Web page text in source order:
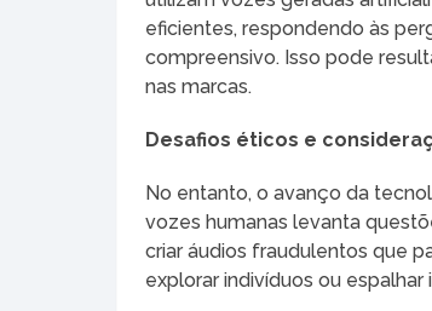
eficientes, respondendo às
compreensivo. Isso pode
nas marcas.
Desafios éticos e
No entanto, o avanço da
vozes humanas levanta
criar áudios fraudulentos que
explorar indivíduos ou